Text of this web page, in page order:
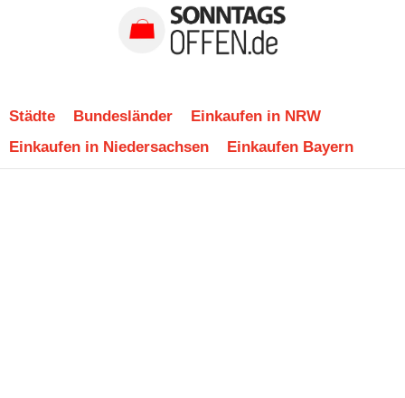
Städte Bundesländer
Einkaufen in NRW
Einkaufen in Niedersachsen
Einkaufen Bayern